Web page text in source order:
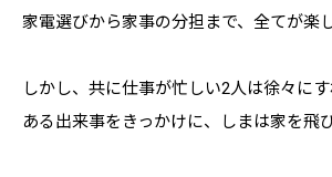
家電選びから家事の分担まで、全てが楽
しかし、共に仕事が忙しい2人は徐々にす
ある出来事をきっかけに、しまは家を飛